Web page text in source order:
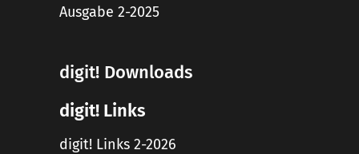
Ausgabe 2-2025
digit! Downloads
digit! Links
digit! Links 2-2026